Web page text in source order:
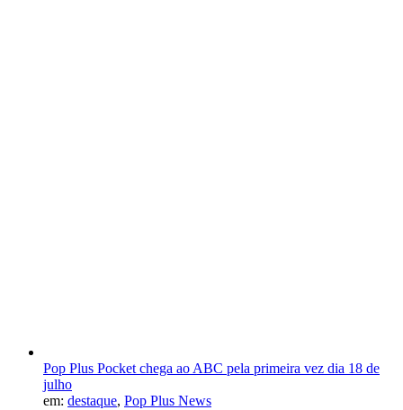
Pop Plus Pocket chega ao ABC pela primeira vez dia 18 de
julho
em: destaque, Pop Plus News